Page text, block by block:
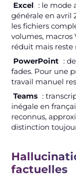
Excel : le mode
générale en avril
les fichiers
volumes, macros
réduit mais reste
PowerPoint :
fades. Pour une
travail manuel
Teams :
inégale en
reconnus,
distinction
factuelles